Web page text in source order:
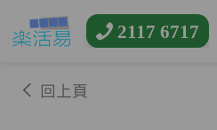
2117 6717
回上頁